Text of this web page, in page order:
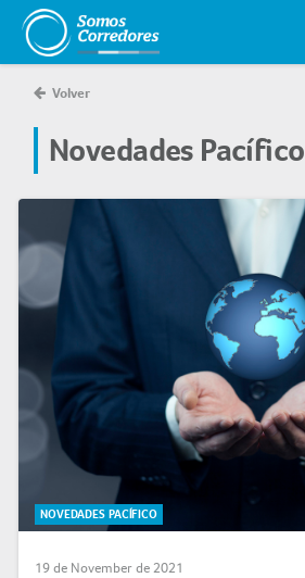
Volver
Novedades Pacífico
NOVEDADES PACÍFICO
19 de November de 2021